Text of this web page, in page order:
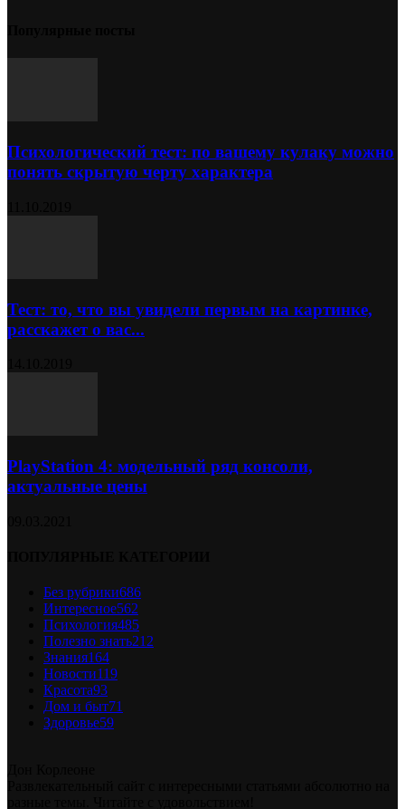
Психологический тест: по вашему кулаку можно
понять скрытую черту характера
Тест: то, что вы увидели первым на картинке,
расскажет о вас...
PlayStation 4: модельный ряд консоли,
актуальные цены
Без рубрики686
Интересное562
Психология485
Полезно знать212
Знания164
Новости119
Красота93
Дом и быт71
Здоровье59